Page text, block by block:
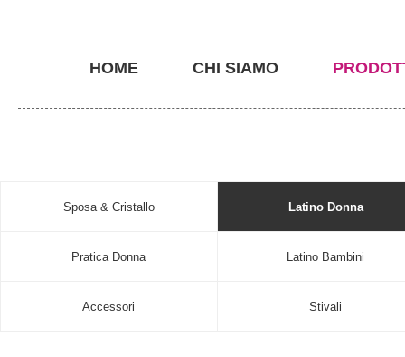
HOME CHI SIAMO
Sposa & Cristallo Latino Donna
Pratica Donna Latino Bambini
Accessori Stivali